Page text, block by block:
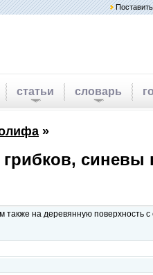
статьи словарь
»
синевы
на деревянную поверхность с